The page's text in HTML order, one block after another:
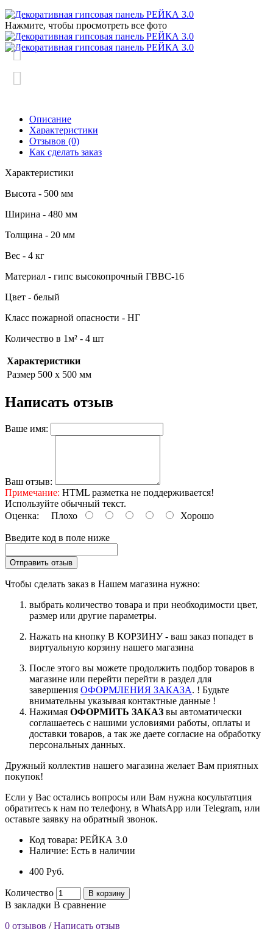
Нажмите, чтобы просмотреть все фото
Описание
Характеристики
Отзывов (0)
Как сделать заказ
Характеристики
Высота - 500 мм
Ширина - 480 мм
Толщина - 20 мм
Вес - 4 кг
Материал - гипс высокопрочный ГВВС-16
Цвет - белый
Класс пожарной опасности - НГ
Количество в 1м² - 4 шт
Характеристики
Размер 500 х 500 мм
Написать отзыв
Ваше имя:
Ваш отзыв:
Примечание: HTML разметка не поддерживается!
Используйте обычный текст.
Оценка: Плохо Хорошо
Введите код в поле ниже
Отправить отзыв
Чтобы сделать заказ в Нашем магазина нужно:
выбрать количество товара и при необходимости цвет,
размер или другие параметры.
Нажать на кнопку В КОРЗИНУ - ваш заказ попадет в
виртуальную корзину нашего магазина
После этого вы можете продолжить подбор товаров в
магазине или перейти перейти в раздел для
завершения ОФОРМЛЕНИЯ ЗАКАЗА. ! Будьте
внимательны указывая контактные данные !
Нажимая ОФОРМИТЬ ЗАКАЗ вы автоматически
соглашаетесь с нашими условиями работы, оплаты и
доставки товаров, а так же даете согласие на обработку
персональных данных.
Дружный коллектив нашего магазина желает Вам приятных
покупок!
Если у Вас остались вопросы или Вам нужна косультатция
обратитесь к нам по телефону, в WhatsApp или Telegram, или
оставьте заявку на обратный звонок.
Код товара: РЕЙКА 3.0
Наличие: Есть в наличии
400 Pуб.
Количество В корзину
В закладки В сравнение
0 отзывов /Написать отзыв